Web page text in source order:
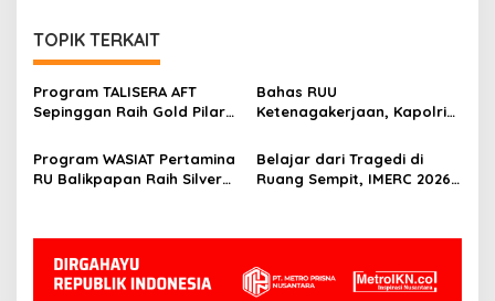
TOPIK TERKAIT
Program TALISERA AFT
Sepinggan Raih Gold Pilar
Award 2026
Bahas RUU
Ketenagakerjaan, Kapolri
Dikawal Lewat Dialog
Program WASIAT Pertamina
RU Balikpapan Raih Silver
Belajar dari Tragedi di
Ruang Sempit, IMERC 2026